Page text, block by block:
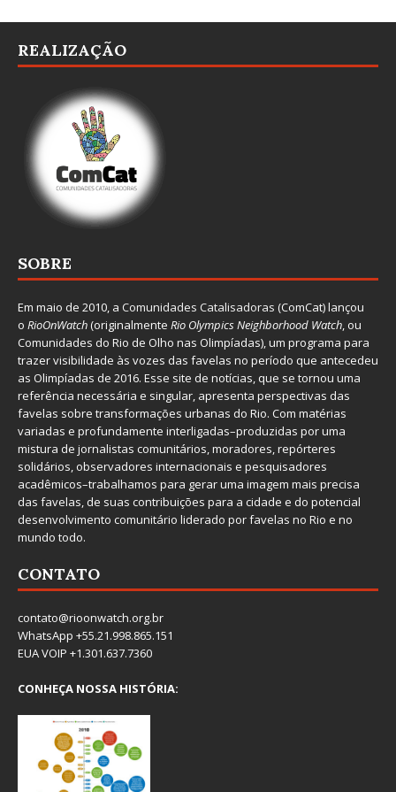
REALIZAÇÃO
SOBRE
Em maio de 2010, a Comunidades Catalisadoras (ComCat) lançou
o RioOnWatch(originalmente Rio Olympics Neighborhood Watch, ou
Comunidades do Rio de Olho nas Olimpíadas), um programa para
trazer visibilidade às vozes das favelas no período que antecedeu
as Olimpíadas de 2016. Esse site de notícias, que se tornou uma
referência necessária e singular, apresenta perspectivas das
favelas sobre transformações urbanas do Rio. Com matérias
variadas e profundamente interligadas–produzidas por uma
mistura de jornalistas comunitários, moradores, repórteres
solidários, observadores internacionais e pesquisadores
acadêmicos–trabalhamos para gerar uma imagem mais precisa
das favelas, de suas contribuições para a cidade e do potencial
desenvolvimento comunitário liderado por favelas no Rio e no
mundo todo.
CONTATO
contato@rioonwatch.org.br
WhatsApp +55.21.998.865.151
EUA VOIP +1.301.637.7360
CONHEÇA NOSSA HISTÓRIA: